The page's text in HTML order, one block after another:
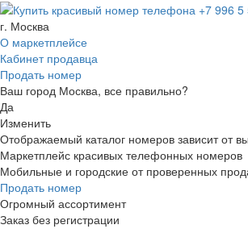
г. Москва
О маркетплейсе
Кабинет продавца
Продать номер
Ваш город Москва, все правильно?
Да
Изменить
Отображаемый каталог номеров зависит от
Маркетплейс красивых телефонных номеров
Мобильные и городские от проверенных
Продать номер
Огромный ассортимент
Заказ без регистрации